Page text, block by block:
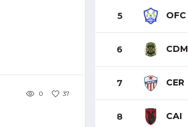
0 37
5 OFC
6 CDM
7 CER
8 CAI